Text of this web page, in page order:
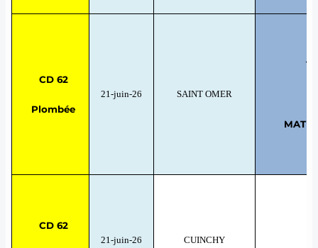
CD 62
Plombée
21-juin-26 SAINT OMER
CD 62
21-juin-26 CUINCHY